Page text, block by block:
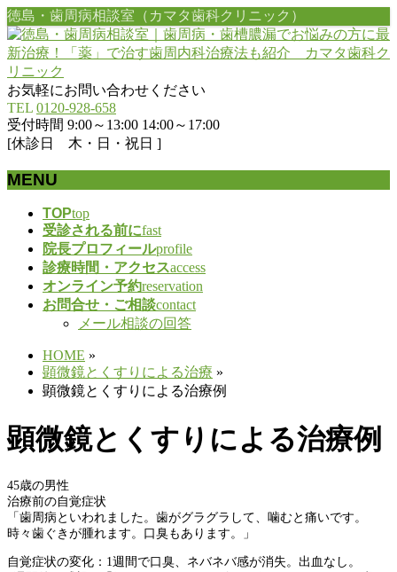
徳島・歯周病相談室（カマタ歯科クリニック）
お気軽にお問い合わせください
TEL 0120-928-658
受付時間 9:00～13:00 14:00～17:00
[休診日 木・日・祝日 ]
MENU
TOPtop
受診される前にfast
院長プロフィールprofile
診療時間・アクセスaccess
オンライン予約reservation
お問合せ・ご相談contact
メール相談の回答
HOME »
顕微鏡とくすりによる治療 »
顕微鏡とくすりによる治療例
顕微鏡とくすりによる治療例
45歳の男性
治療前の自覚症状
「歯周病といわれました。歯がグラグラして、噛むと痛いです。
時々歯ぐきが腫れます。口臭もあります。」
自覚症状の変化：1週間で口臭、ネバネバ感が消失。出血なし。